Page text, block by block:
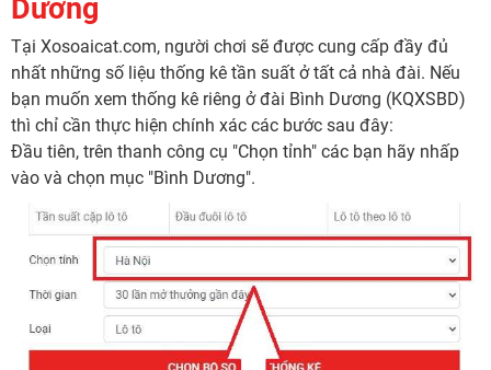
Dương
Tại Xosoaicat.com, người chơi sẽ được cung cấp đầy đủ
nhất những số liệu thống kê tần suất ở tất cả nhà đài. Nếu
bạn muốn xem thống kê riêng ở đài Bình Dương (KQXSBD)
thì chỉ cần thực hiện chính xác các bước sau đây:
Đầu tiên, trên thanh công cụ "Chọn tỉnh" các bạn hãy nhấp
vào và chọn mục "Bình Dương".